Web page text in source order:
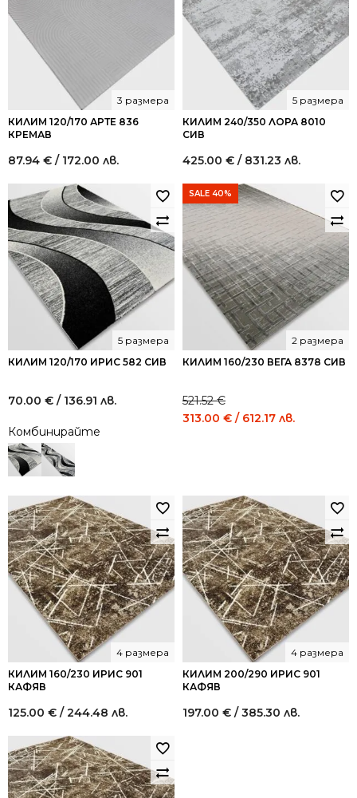
КИЛИМ 120/170 АРТЕ 836
КРЕМАВ
3 размера
87.94 € / 172.00 лв.
КИЛИМ 240/350 ЛОРА 8010
СИВ
5 размера
425.00 € / 831.23 лв.
КИЛИМ 120/170 ИРИС 582 СИВ
5 размера
70.00 € / 136.91 лв.
Комбинирайте
SALE 40%
КИЛИМ 160/230 ВЕГА 8378 СИВ
2 размера
521.52€
Original
1,020.00
лв..
313.00 € / 612.17 лв.
612.17
лв..
КИЛИМ 160/230 ИРИС 901
КАФЯВ
4 размера
125.00 € / 244.48 лв.
КИЛИМ 200/290 ИРИС 901
КАФЯВ
4 размера
197.00 € / 385.30 лв.